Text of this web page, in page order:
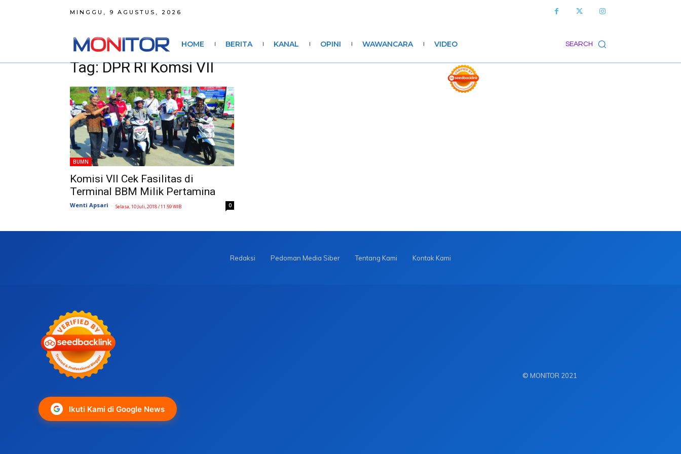
MINGGU, 9 AGUSTUS, 2026
SEARCH
HOME BERITA KANAL OPINI WAWANCARA VIDEO
Tag: DPR RI Komsi VII
BUMN
Komisi VII Cek Fasilitas di
Terminal BBM Milik Pertamina
Wenti Apsari - Selasa, 10 Juli, 2018 / 11:59 WIB 0
Redaksi Pedoman Media Siber Tentang Kami Kontak Kami
Ikuti Kami di Google News
© MONITOR 2021